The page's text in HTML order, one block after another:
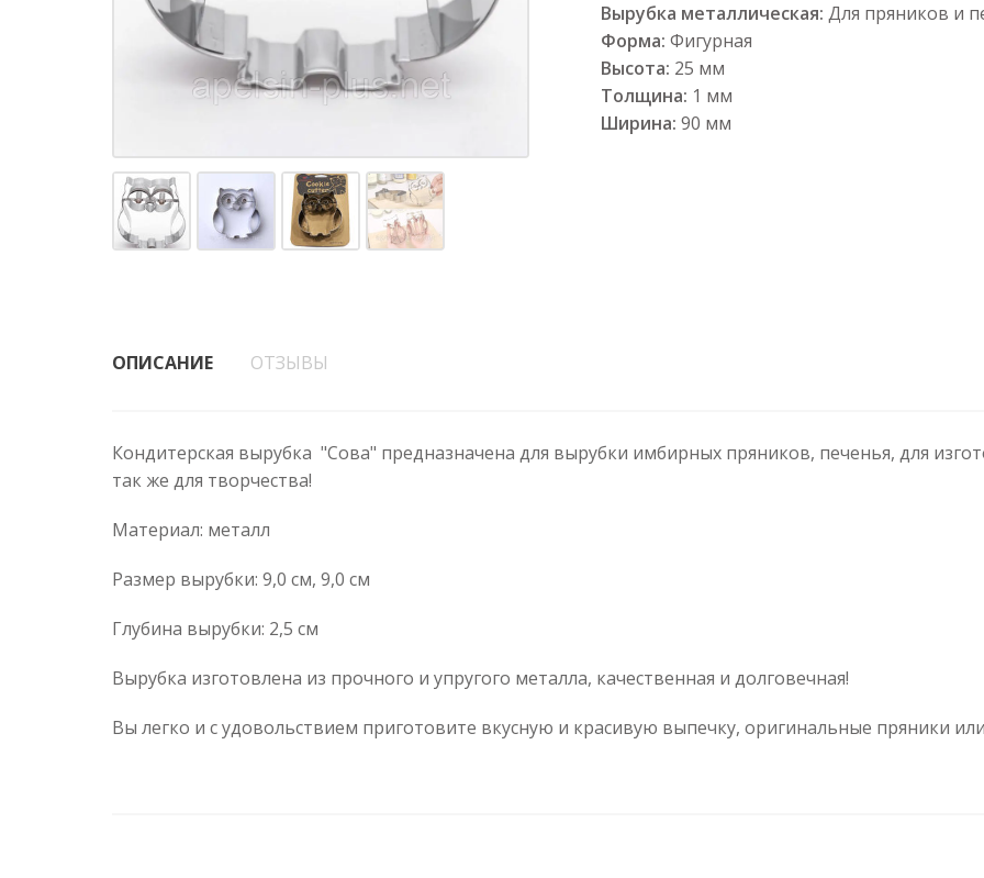
Вырубка металлическая: Для пряников и
Форма: Фигурная
Высота: 25 мм
Толщина: 1 мм
Ширина: 90 мм
ОПИСАНИЕ ОТЗЫВЫ
Кондитерская вырубка "Сова" предназначена для вырубки имбирных пряников, печенья, для
так же для творчества!
Материал: металл
Размер вырубки: 9,0 см, 9,0 см
Глубина вырубки: 2,5 см
Вырубка изготовлена из прочного и упругого металла, качественная и долговечная!
Вы легко и с удовольствием приготовите вкусную и красивую выпечку, оригинальные пряники